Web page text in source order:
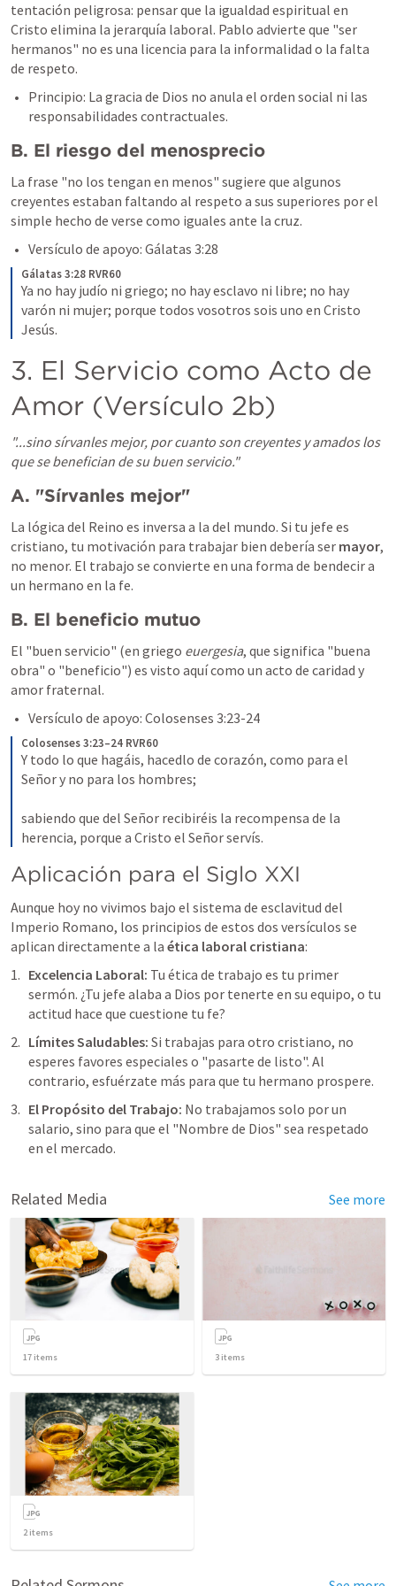
tentación peligrosa: pensar que la igualdad espiritual en
Cristo elimina la jerarquía laboral. Pablo advierte que "ser
hermanos" no es una licencia para la informalidad o la falta
de respeto.
Principio: La gracia de Dios no anula el orden social ni las
responsabilidades contractuales.
B. El riesgo del menosprecio
La frase "no los tengan en menos" sugiere que algunos
creyentes estaban faltando al respeto a sus superiores por el
simple hecho de verse como iguales ante la cruz.
Versículo de apoyo: Gálatas 3:28
Gálatas 3:28 RVR60
Ya no hay judío ni griego; no hay esclavo ni libre; no hay
varón ni mujer; porque todos vosotros sois uno en Cristo
Jesús.
3. El Servicio como Acto de
Amor (Versículo 2b)
"...sino sírvanles mejor, por cuanto son creyentes y amados los
que se benefician de su buen servicio."
A. "Sírvanles mejor"
La lógica del Reino es inversa a la del mundo. Si tu jefe es
cristiano, tu motivación para trabajar bien debería ser mayor,
no menor. El trabajo se convierte en una forma de bendecir a
un hermano en la fe.
B. El beneficio mutuo
El "buen servicio" (en griego euergesia, que significa "buena
obra" o "beneficio") es visto aquí como un acto de caridad y
amor fraternal.
Versículo de apoyo: Colosenses 3:23-24
Colosenses 3:23–24 RVR60
Y todo lo que hagáis, hacedlo de corazón, como para el
Señor y no para los hombres;
sabiendo que del Señor recibiréis la recompensa de la
herencia, porque a Cristo el Señor servís.
Aplicación para el Siglo XXI
Aunque hoy no vivimos bajo el sistema de esclavitud del
Imperio Romano, los principios de estos dos versículos se
aplican directamente a la ética laboral cristiana:
Excelencia Laboral: Tu ética de trabajo es tu primer
sermón. ¿Tu jefe alaba a Dios por tenerte en su equipo, o tu
actitud hace que cuestione tu fe?
Límites Saludables: Si trabajas para otro cristiano, no
esperes favores especiales o "pasarte de listo". Al
contrario, esfuérzate más para que tu hermano prospere.
El Propósito del Trabajo: No trabajamos solo por un
salario, sino para que el "Nombre de Dios" sea respetado
en el mercado.
Related Media See more
17 items 3 items
2items